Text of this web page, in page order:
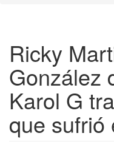
Ricky
González
Karol G
que sufrió